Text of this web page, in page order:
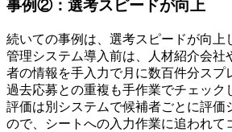
事例②：選考スピードが向上
続いての事例は、選考スピードが向上
管理システム導入前は、人材紹介会社
者の情報を手入力で月に数百件分スプ
過去応募との重複も手作業でチェック
評価は別システムで候補者ごとに評価
ので、シートへの入力作業に追われて